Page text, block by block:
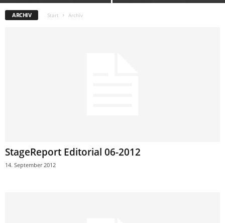
ARCHIV Start Archiv
StageReport Editorial 06-2012
14. September 2012